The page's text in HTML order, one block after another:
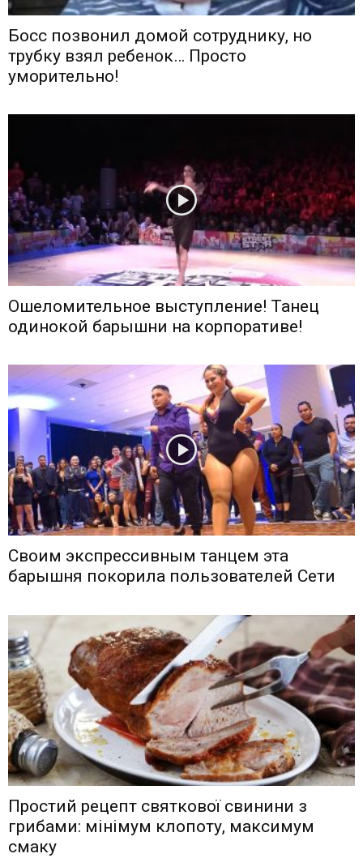
Босс позвонил домой сотруднику, но
трубку взял ребенок… Просто
уморительно!
Ошеломительное выступление! Танец
одинокой барышни на корпоративе!
Своим экспрессивным танцем эта
барышня покорила пользователей Сети
Простий рецепт святкової свинини з
грибами: мінімум клопоту, максимум
смаку